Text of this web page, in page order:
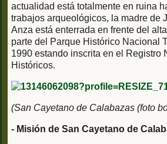
actualidad está totalmente en ruina
trabajos arqueológicos, la madre de
Anza está enterrada en frente del
parte del Parque Histórico Nacional
1990 estando inscrita en el Registro
Históricos.
(San Cayetano de Calabazas (foto
- Misión de San Cayetano de